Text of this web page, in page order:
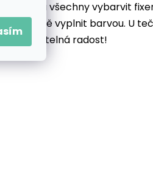
potřeba všechny vybarvit
důkladně vyplnit barvou. U
neuvěřitelná radost!